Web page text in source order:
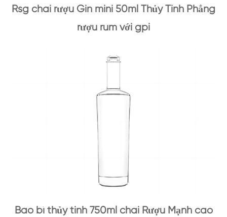
Rsg chai rượu Gin mini 50ml Thủy Tinh Phẳng
rượu rum với gpi
Bao bì thủy tinh 750ml chai Rượu Mạnh cao